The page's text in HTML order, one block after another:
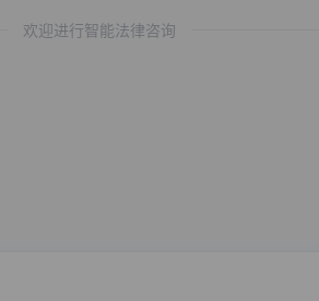
欢迎进行智能法律咨询